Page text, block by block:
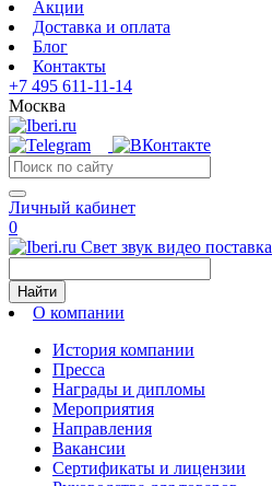
Акции
Доставка и оплата
Блог
Контакты
+7 495 611-11-14
Москва
Личный кабинет
0
Свет звук видео поставка
Найти
О компании
История компании
Пресса
Награды и дипломы
Мероприятия
Направления
Вакансии
Сертификаты и лицензии